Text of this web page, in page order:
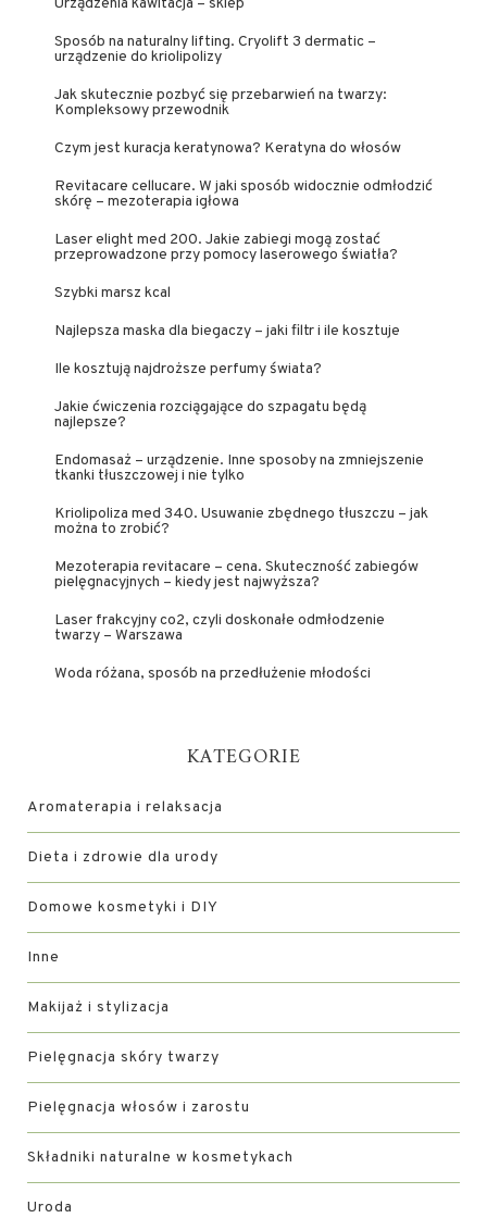
Urządzenia kawitacja – sklep
Sposób na naturalny lifting. Cryolift 3 dermatic –
urządzenie do kriolipolizy
Jak skutecznie pozbyć się przebarwień na twarzy:
Kompleksowy przewodnik
Czym jest kuracja keratynowa? Keratyna do włosów
Revitacare cellucare. W jaki sposób widocznie odmłodzić
skórę – mezoterapia igłowa
Laser elight med 200. Jakie zabiegi mogą zostać
przeprowadzone przy pomocy laserowego światła?
Szybki marsz kcal
Najlepsza maska dla biegaczy – jaki filtr i ile kosztuje
Ile kosztują najdroższe perfumy świata?
Jakie ćwiczenia rozciągające do szpagatu będą
najlepsze?
Endomasaż – urządzenie. Inne sposoby na zmniejszenie
tkanki tłuszczowej i nie tylko
Kriolipoliza med 340. Usuwanie zbędnego tłuszczu – jak
można to zrobić?
Mezoterapia revitacare – cena. Skuteczność zabiegów
pielęgnacyjnych – kiedy jest najwyższa?
Laser frakcyjny co2, czyli doskonałe odmłodzenie
twarzy – Warszawa
Woda różana, sposób na przedłużenie młodości
KATEGORIE
Aromaterapia i relaksacja
Dieta i zdrowie dla urody
Domowe kosmetyki i DIY
Inne
Makijaż i stylizacja
Pielęgnacja skóry twarzy
Pielęgnacja włosów i zarostu
Składniki naturalne w kosmetykach
Uroda